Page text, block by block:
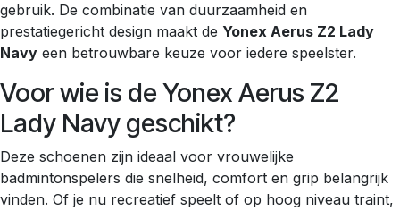
gebruik. De combinatie van duurzaamheid en
prestatiegericht design maakt de Yonex Aerus Z2 Lady
Navy een betrouwbare keuze voor iedere speelster.
Voor wie is de Yonex Aerus Z2
Lady Navy geschikt?
Deze schoenen zijn ideaal voor vrouwelijke
badmintonspelers die snelheid, comfort en grip belangrijk
vinden. Of je nu recreatief speelt of op hoog niveau traint,